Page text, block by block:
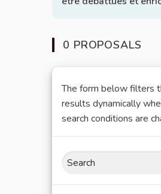
0 PROPOSALS
The form below filters
results dynamically
search conditions are